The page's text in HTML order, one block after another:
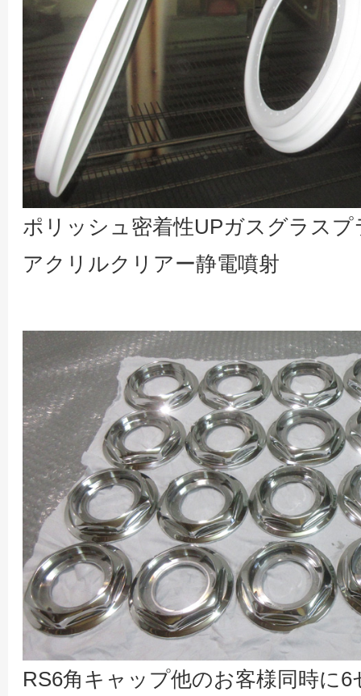
ポリッシュ密着性UPガスグラス
アクリルクリアー静電噴射
RS6角キャップ他のお客様同時に